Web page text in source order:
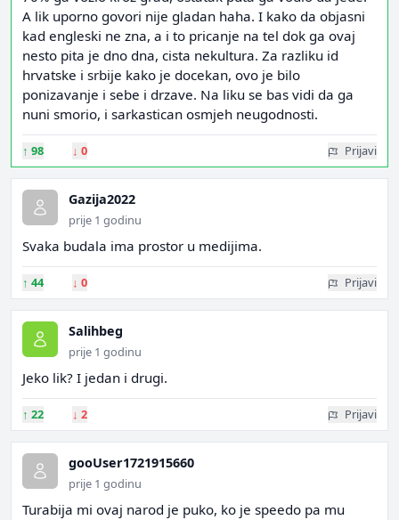
A lik uporno govori nije gladan haha. I kako da objasni
kad engleski ne zna, a i to pricanje na tel dok ga ovaj
nesto pita je dno dna, cista nekultura. Za razliku id
hrvatske i srbije kako je docekan, ovo je bilo
ponizavanje i sebe i drzave. Na liku se bas vidi da ga
nuni smorio, i sarkastican osmjeh neugodnosti.
↑ 98 ↓ 0 Prijavi
Gazija2022
prije 1 godinu
Svaka budala ima prostor u medijima.
↑ 44 ↓ 0 Prijavi
Salihbeg
prije 1 godinu
Jeko lik? I jedan i drugi.
↑ 22 ↓ 2 Prijavi
gooUser1721915660
prije 1 godinu
Turabija mi ovaj narod je puko, ko je speedo pa mu